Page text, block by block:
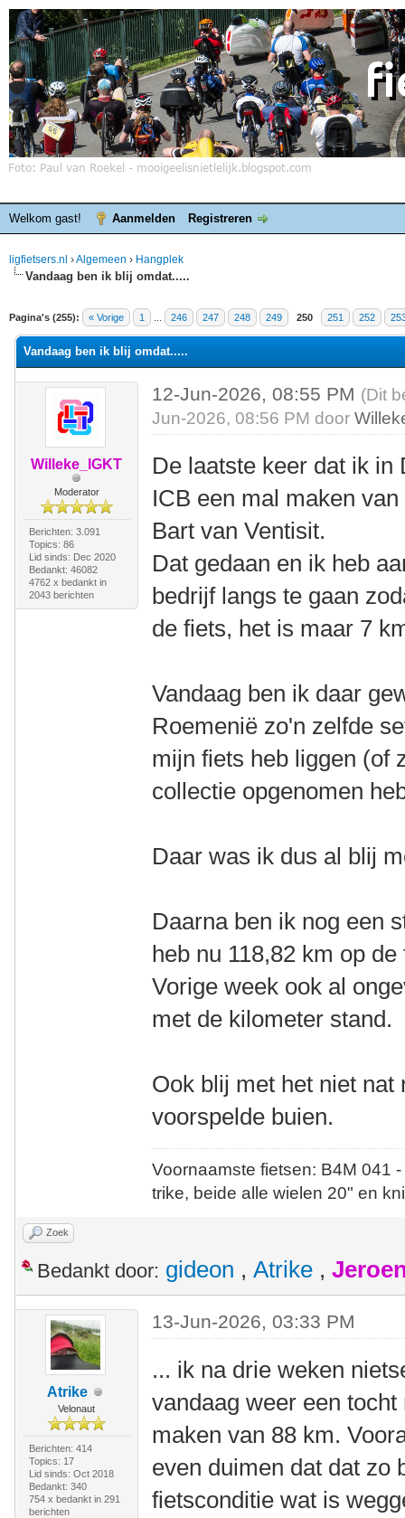
Welkom gast! Aanmelden Registreren
ligfietsers.nl ›Algemeen › Hangplek
Vandaag ben ik blij omdat.....
Pagina's (255): « Vorige 1 246 247 248 249 250 251 252
waardering is 4.25
Vandaag ben ik blij omdat.....
Willeke_IGKT
Moderator
Berichten: 3.091
Topics: 86
Lid sinds: Dec 2020
Bedankt: 46082
4762 x bedankt in
2043 berichten
12-Jun-2026, 08:55 PM (Dit
Jun-2026, 08:56 PM door
De laatste keer dat ik
ICB een mal maken
Bart van Ventisit.
Dat gedaan en ik heb
bedrijf langs te gaan
de fiets, het is maar 7
Vandaag ben ik daar
Roemenië zo'n zelfde
mijn fiets heb liggen (of
collectie opgenomen
Daar was ik dus al blij
Daarna ben ik nog een
heb nu 118,82 km op
Vorige week ook al
met de kilometer stand.
Ook blij met het niet nat
voorspelde buien.
Voornaamste fietsen: B4M
trike, beide alle wielen 20" en
Zoek
Bedankt door: gideon , Atrike ,
Atrike
Velonaut
Berichten: 414
Topics: 17
Lid sinds: Oct 2018
Bedankt: 340
754 x bedankt in 291
berichten
13-Jun-2026, 03:33 PM
... ik na drie weken
vandaag weer een
maken van 88 km.
even duimen dat dat zo
fietsconditie wat is